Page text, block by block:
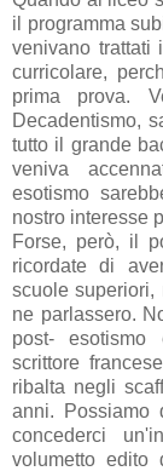
il programma
venivano trattati
curricolare,
prima prova.
Decadentismo,
tutto il grande
veniva
esotismo
nostro interesse
Forse, però, il
ricordate di
scuole superiori,
ne parlassero.
post-
scrittore
ribalta negli
anni. Possiamo
concederci
volumetto edito